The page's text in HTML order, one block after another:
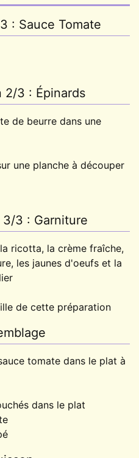
: Sauce Tomate
2/3 : Épinards
de beurre dans une
une planche à découper
3/3 : Garniture
ricotta, la crème fraîche,
les jaunes d'oeufs et la
de cette préparation
tomate dans le plat à
dans le plat